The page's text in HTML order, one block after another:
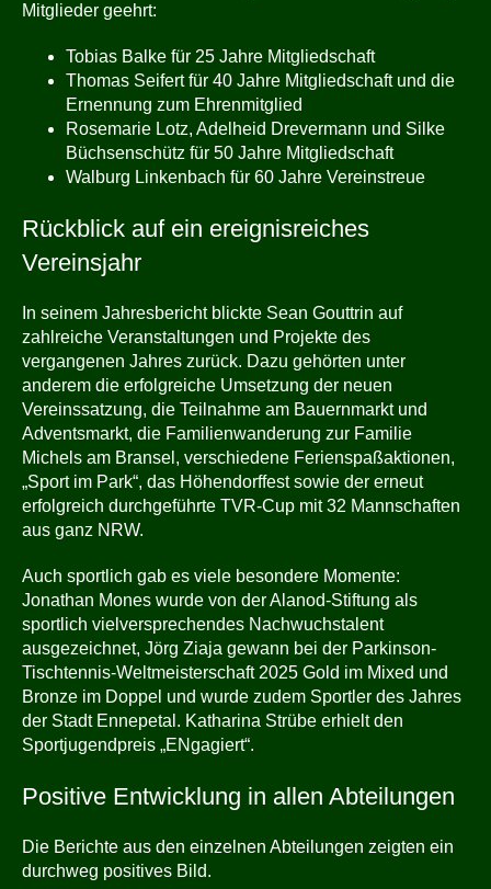
Mitglieder geehrt:
Tobias Balke für 25 Jahre Mitgliedschaft
Thomas Seifert für 40 Jahre Mitgliedschaft und die
Ernennung zum Ehrenmitglied
Rosemarie Lotz, Adelheid Drevermann und Silke
Büchsenschütz für 50 Jahre Mitgliedschaft
Walburg Linkenbach für 60 Jahre Vereinstreue
Rückblick auf ein ereignisreiches
Vereinsjahr
In seinem Jahresbericht blickte Sean Gouttrin auf
zahlreiche Veranstaltungen und Projekte des
vergangenen Jahres zurück. Dazu gehörten unter
anderem die erfolgreiche Umsetzung der neuen
Vereinssatzung, die Teilnahme am Bauernmarkt und
Adventsmarkt, die Familienwanderung zur Familie
Michels am Bransel, verschiedene Ferienspaßaktionen,
„Sport im Park“, das Höhendorffest sowie der erneut
erfolgreich durchgeführte TVR-Cup mit 32 Mannschaften
aus ganz NRW.
Auch sportlich gab es viele besondere Momente:
Jonathan Mones wurde von der Alanod-Stiftung als
sportlich vielversprechendes Nachwuchstalent
ausgezeichnet, Jörg Ziaja gewann bei der Parkinson-
Tischtennis-Weltmeisterschaft 2025 Gold im Mixed und
Bronze im Doppel und wurde zudem Sportler des Jahres
der Stadt Ennepetal. Katharina Strübe erhielt den
Sportjugendpreis „ENgagiert“.
Positive Entwicklung in allen Abteilungen
Die Berichte aus den einzelnen Abteilungen zeigten ein
durchweg positives Bild.